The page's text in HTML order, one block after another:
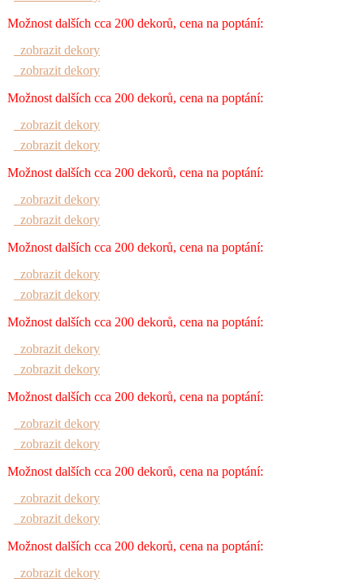
Možnost dalších cca 200 dekorů, cena na poptání:
zobrazit dekory
zobrazit dekory
Možnost dalších cca 200 dekorů, cena na poptání:
zobrazit dekory
zobrazit dekory
Možnost dalších cca 200 dekorů, cena na poptání:
zobrazit dekory
zobrazit dekory
Možnost dalších cca 200 dekorů, cena na poptání:
zobrazit dekory
zobrazit dekory
Možnost dalších cca 200 dekorů, cena na poptání:
zobrazit dekory
zobrazit dekory
Možnost dalších cca 200 dekorů, cena na poptání:
zobrazit dekory
zobrazit dekory
Možnost dalších cca 200 dekorů, cena na poptání:
zobrazit dekory
zobrazit dekory
Možnost dalších cca 200 dekorů, cena na poptání:
zobrazit dekory